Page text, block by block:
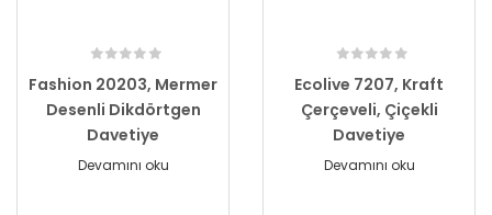
Fashion 20203, Mermer
Desenli Dikdörtgen
Davetiye
Devamını oku
Ecolive 7207, Kraft
Çerçeveli, Çiçekli
Davetiye
Devamını oku